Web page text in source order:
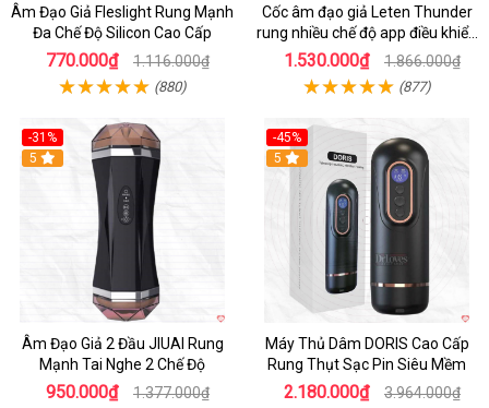
Âm Đạo Giả Fleslight Rung Mạnh
Đa Chế Độ Silicon Cao Cấp
770.000₫ 1.116.000₫
(880)
Cốc âm đạo giả Leten Thunder
rung nhiều chế độ app điều khiển
tiện lợi
1.530.000₫ 1.866.000₫
(877)
-31%
5
Âm Đạo Giả 2 Đầu JIUAI Rung
Mạnh Tai Nghe 2 Chế Độ
950.000₫ 1.377.000₫
-45%
Hot
5
Máy Thủ Dâm DORIS Cao Cấp
Rung Thụt Sạc Pin Siêu Mềm
2.180.000₫ 3.964.000₫